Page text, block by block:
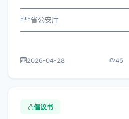
***省公安厅
机构： 为深入贯彻落实习近平总
2026-04-28 45
倡议书